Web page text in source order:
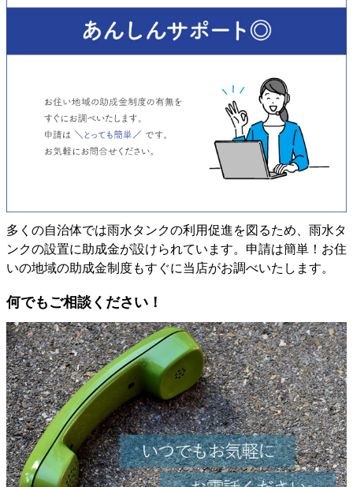
多くの自治体では雨水タンクの利用促進を図るため、雨水タ
ンクの設置に助成金が設けられています。申請は簡単！お住
いの地域の助成金制度もすぐに当店がお調べいたします。
何でもご相談ください！